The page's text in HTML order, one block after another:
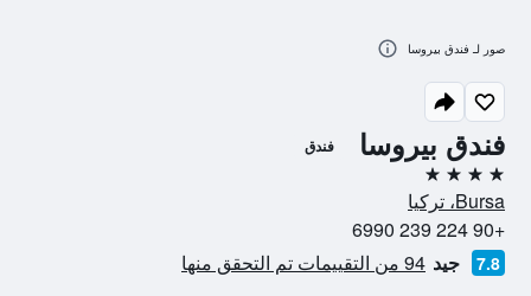
فندق بيروسا فندق
4 نجوم
Bursa، تركيا
+90 224 239 6990
7.8 جيد 94 من التقييمات تم التحقق منها
صور لـ فندق بيروسا